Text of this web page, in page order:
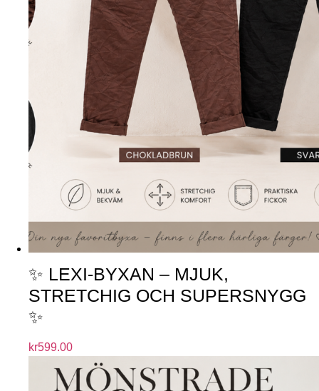
✨ LEXI-BYXAN – MJUK,
STRETCHIG OCH SUPERSNYGG
✨
kr599.00